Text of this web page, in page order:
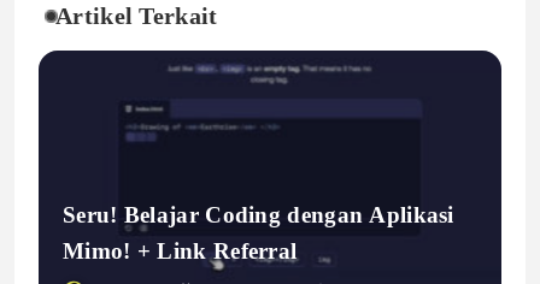
Artikel Terkait
Seru! Belajar Coding dengan Aplikasi
Mimo! + Link Referral